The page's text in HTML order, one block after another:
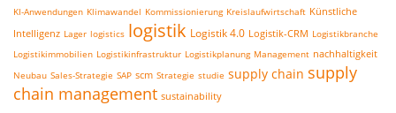
KI-Anwendungen Klimawandel Kommissionierung Kreislaufwirtschaft Künstliche
Intelligenz Lager logistics logistik Logistik 4.0 Logistik-CRM Logistikbranche
Logistikimmobilien Logistikinfrastruktur Logistikplanung Management nachhaltigkeit
Neubau Sales-Strategie SAP scm Strategie studie supply chain supply
chain management sustainability